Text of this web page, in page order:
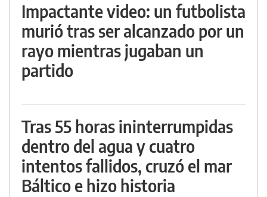
Impactante video: un futbolista
murió tras ser alcanzado por un
rayo mientras jugaban un
partido
Tras 55 horas ininterrumpidas
dentro del agua y cuatro
intentos fallidos, cruzó el mar
Báltico e hizo historia